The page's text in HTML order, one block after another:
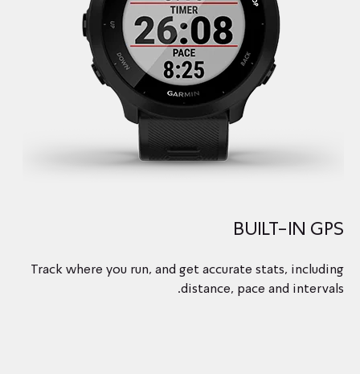
BUILT-IN GPS
Track where you run, and get accurate stats, including
distance, pace and intervals.